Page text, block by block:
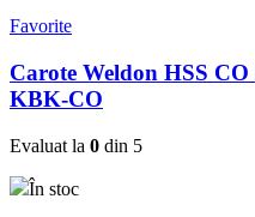
Favorite
Carote Weldon HSS
KBK-CO
Evaluat la 0 din 5
În stoc